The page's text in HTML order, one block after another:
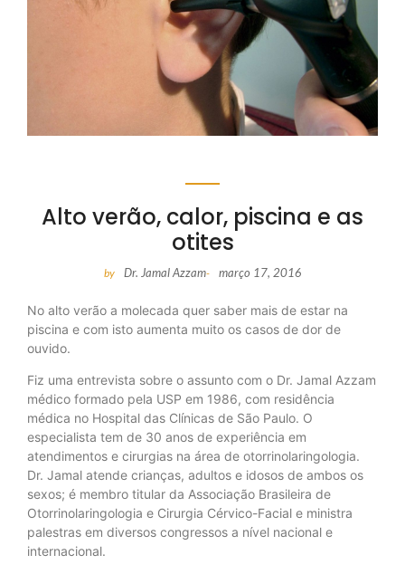
Alto verão, calor, piscina e as
otites
by Dr. Jamal Azzam- março 17, 2016
No alto verão a molecada quer saber mais de estar na
piscina e com isto aumenta muito os casos de dor de
ouvido.
Fiz uma entrevista sobre o assunto com o Dr. Jamal Azzam
médico formado pela USP em 1986, com residência
médica no Hospital das Clínicas de São Paulo. O
especialista tem de 30 anos de experiência em
atendimentos e cirurgias na área de otorrinolaringologia.
Dr. Jamal atende crianças, adultos e idosos de ambos os
sexos; é membro titular da Associação Brasileira de
Otorrinolaringologia e Cirurgia Cérvico-Facial e ministra
palestras em diversos congressos a nível nacional e
internacional.